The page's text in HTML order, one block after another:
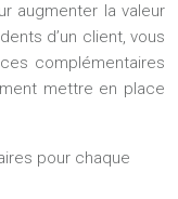
augmenter la valeur
d’un client, vous
complémentaires
mettre en place
pour chaque